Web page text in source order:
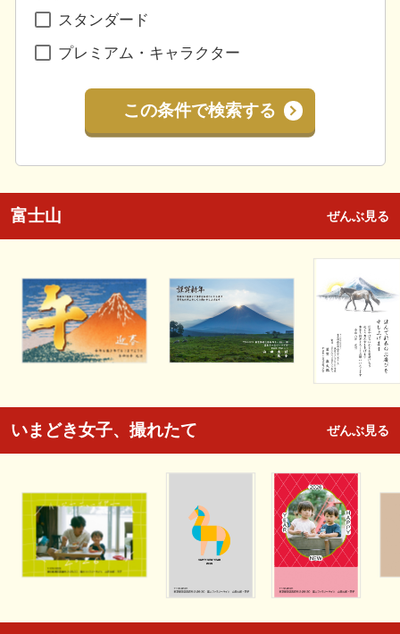
スタンダード
プレミアム・キャラクター
この条件で検索する
富士山 ぜんぶ見る
いまどき女子、撮れたて ぜんぶ見る